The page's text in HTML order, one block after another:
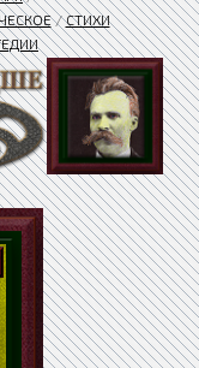
/СТИХИ